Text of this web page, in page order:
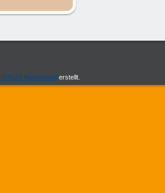
IONOS MyWebsite erstellt.